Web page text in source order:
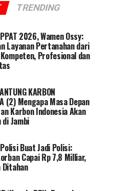
TRENDING
2026, Wamen Ossy:
Layanan Pertanahan dari
Kompeten, Profesional dan
KARBON
(2) Mengapa Masa Depan
Karbon Indonesia Akan
Jambi
Buat Jadi Polisi:
Capai Rp 7,8 Milliar,
Ditahan